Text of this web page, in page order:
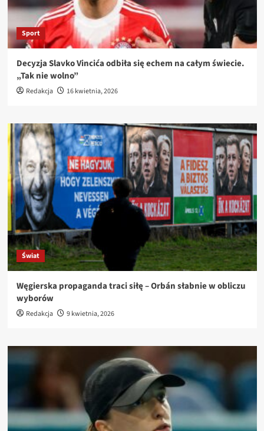
Sport
Decyzja Slavko Vincića odbiła się echem na całym świecie.
„Tak nie wolno”
Redakcja 16 kwietnia, 2026
Świat
Węgierska propaganda traci siłę – Orbán słabnie w obliczu
wyborów
Redakcja 9 kwietnia, 2026